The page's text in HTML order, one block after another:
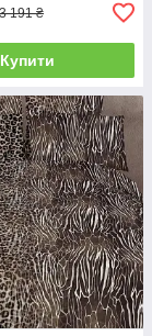
3 191 ₴
Купити